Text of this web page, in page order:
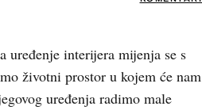
uređenje interijera mijenja se s
životni prostor u kojem će nam
uređenja radimo male